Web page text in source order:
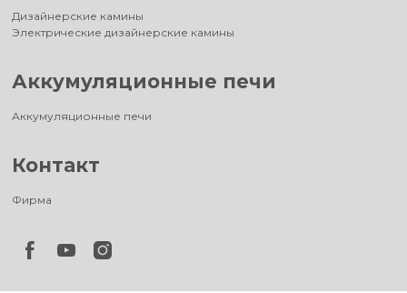
Дизайнерские камины
Электрические дизайнерские камины
Аккумуляционные печи
Аккумуляционные печи
Контакт
Фирма